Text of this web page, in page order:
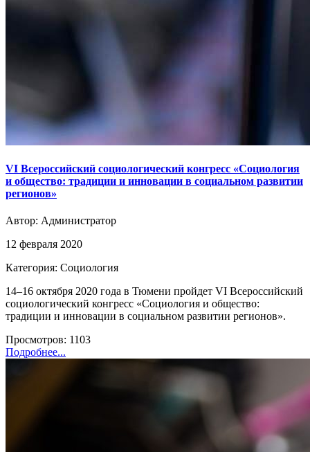
VI Всероссийский социологический конгресс «Социология
и общество: традиции и инновации в социальном развитии
регионов»
Автор: Администратор
12 февраля 2020
Категория: Социология
14–16 октября 2020 года в Тюмени пройдет VI Всероссийский
социологический конгресс «Социология и общество:
традиции и инновации в социальном развитии регионов».
Просмотров: 1103
Подробнее...